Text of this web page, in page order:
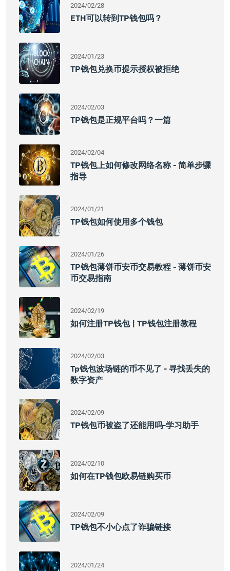
2024/02/28
ETH可以转到TP钱包吗？
2024/01/23
TP钱包兑换币提示授权被拒绝
2024/02/03
TP钱包是正规平台吗？一篇
2024/02/04
TP钱包上如何修改网络名称 - 简单步骤
指导
2024/01/21
TP钱包如何使用多个钱包
2024/01/26
TP钱包薄饼币安币交易教程 - 薄饼币安
币交易指南
2024/02/19
如何注册TP钱包 | TP钱包注册教程
2024/02/03
Tp钱包波场链的币不见了 - 寻找丢失的
数字资产
2024/02/09
TP钱包币被盗了还能用吗-学习助手
2024/02/10
如何在TP钱包欧易链购买币
2024/02/09
TP钱包不小心点了诈骗链接
2024/01/24